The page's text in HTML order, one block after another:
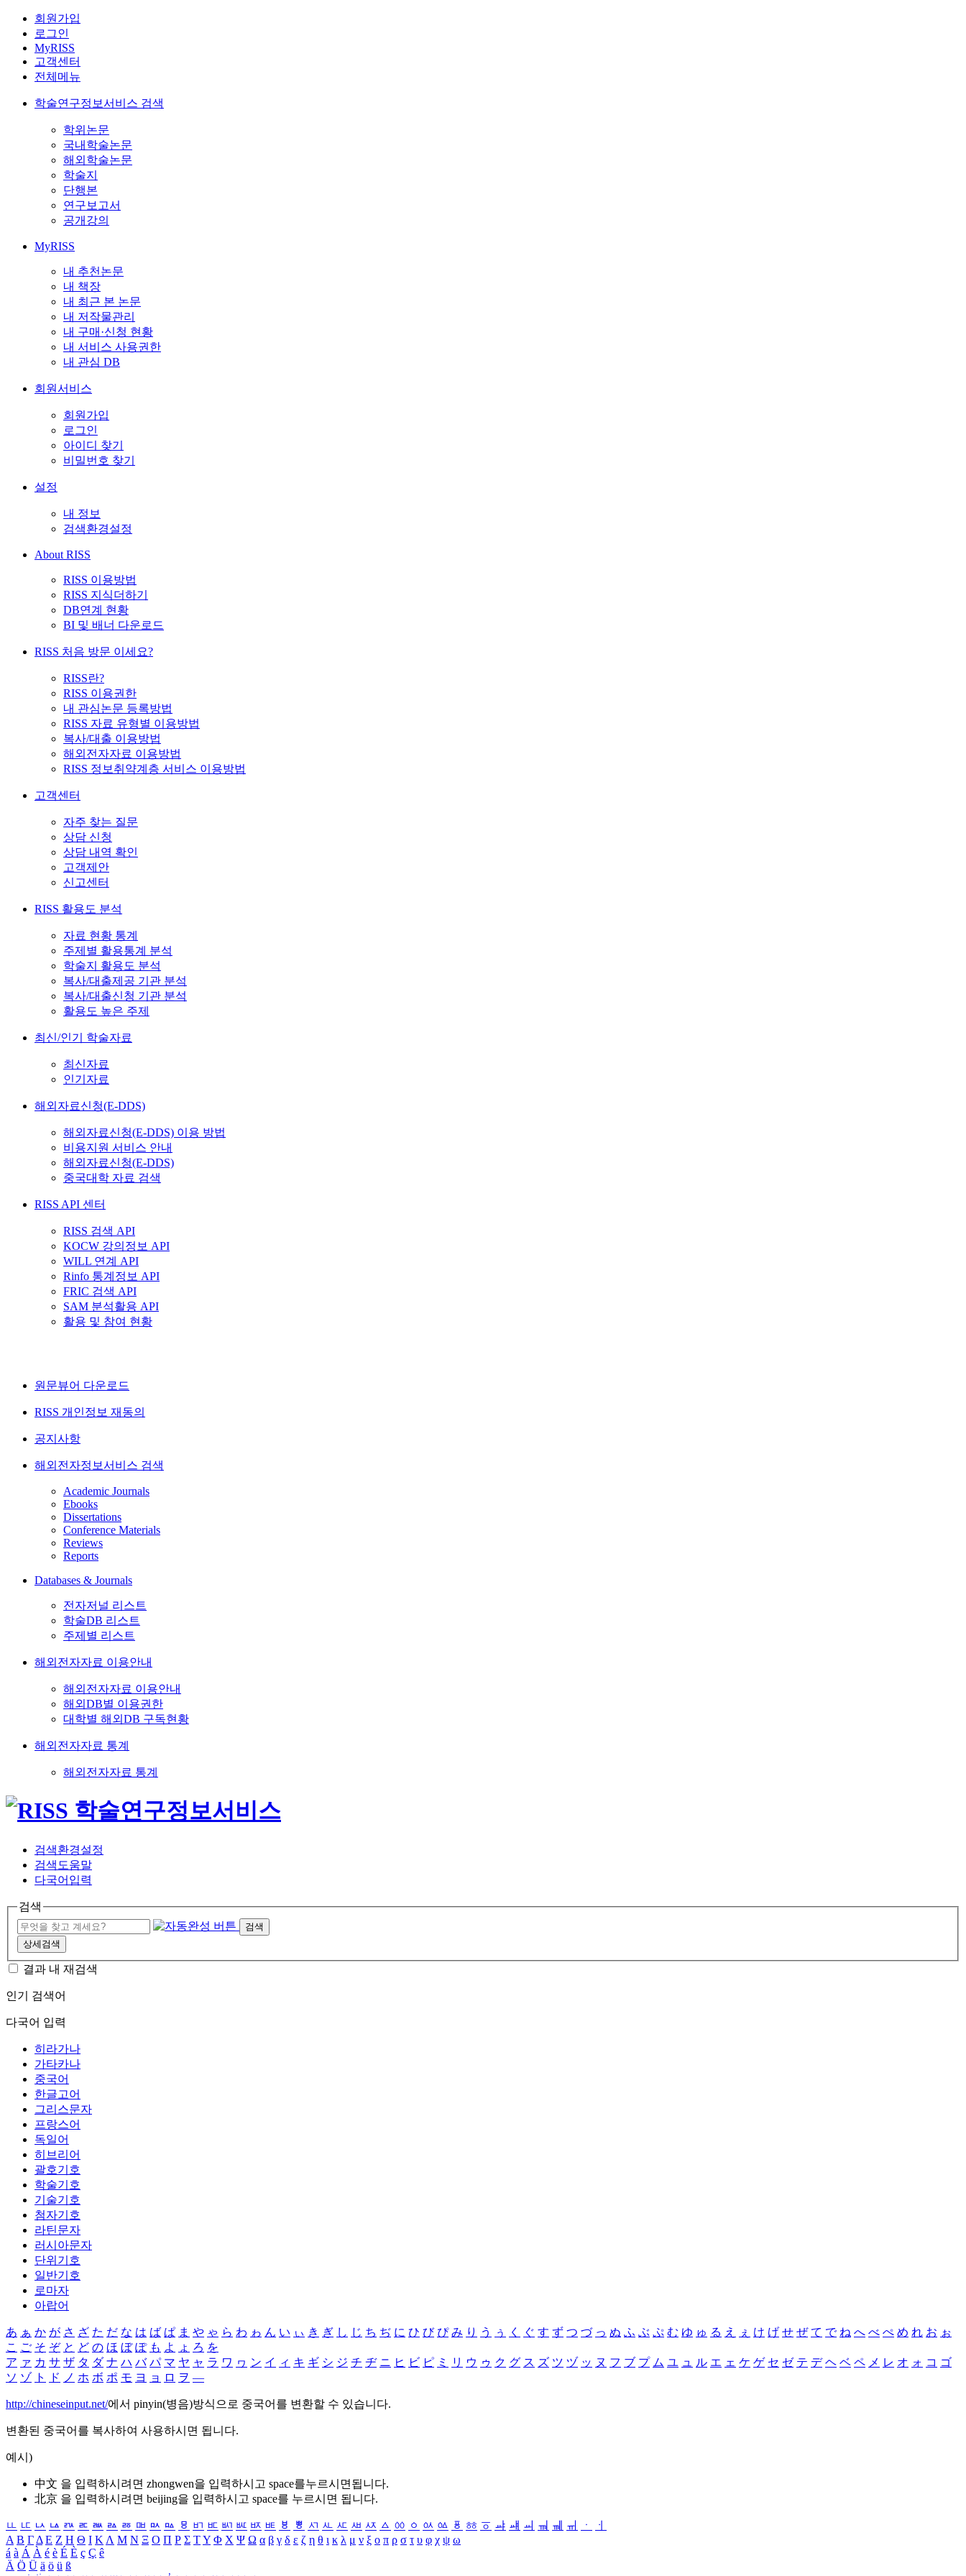
회원가입
로그인
MyRISS
고객센터
전체메뉴
학술연구정보서비스 검색
학위논문
국내학술논문
해외학술논문
학술지
단행본
연구보고서
공개강의
MyRISS
내 추천논문
내 책장
내 최근 본 논문
내 저작물관리
내 구매·신청 현황
내 서비스 사용권한
내 관심 DB
회원서비스
회원가입
로그인
아이디 찾기
비밀번호 찾기
설정
내 정보
검색환경설정
About RISS
RISS 이용방법
RISS 지식더하기
DB연계 현황
BI 및 배너 다운로드
RISS 처음 방문 이세요?
RISS란?
RISS 이용권한
내 관심논문 등록방법
RISS 자료 유형별 이용방법
복사/대출 이용방법
해외전자자료 이용방법
RISS 정보취약계층 서비스 이용방법
고객센터
자주 찾는 질문
상담 신청
상담 내역 확인
고객제안
신고센터
RISS 활용도 분석
자료 현황 통계
주제별 활용통계 분석
학술지 활용도 분석
복사/대출제공 기관 분석
복사/대출신청 기관 분석
활용도 높은 주제
최신/인기 학술자료
최신자료
인기자료
해외자료신청(E-DDS)
해외자료신청(E-DDS) 이용 방법
비용지원 서비스 안내
해외자료신청(E-DDS)
중국대학 자료 검색
RISS API 센터
RISS 검색 API
KOCW 강의정보 API
WILL 연계 API
Rinfo 통계정보 API
FRIC 검색 API
SAM 분석활용 API
활용 및 참여 현황
원문뷰어 다운로드
RISS 개인정보 재동의
공지사항
해외전자정보서비스 검색
Academic Journals
Ebooks
Dissertations
Conference Materials
Reviews
Reports
Databases & Journals
전자저널 리스트
학술DB 리스트
주제별 리스트
해외전자자료 이용안내
해외전자자료 이용안내
해외DB별 이용권한
대학별 해외DB 구독현황
해외전자자료 통계
해외전자자료 통계
검색환경설정
검색도움말
다국어입력
검색
검색
상세검색
결과 내 재검색
인기 검색어
다국어 입력
히라가나
가타카나
중국어
한글고어
그리스문자
프랑스어
독일어
히브리어
괄호기호
학술기호
기술기호
첨자기호
라틴문자
러시아문자
단위기호
일반기호
로마자
아랍어
あ ぁ か が さ ざ た だ な は ば ぱ ま や ゃ ら わ ゎ ん い ぃ き ぎ し じ ち ぢ に ひ び ぴ み り う ぅ く ぐ す ず つ づ っ ぬ ふ ぶ ぷ む ゆ ゅ る え ぇ け げ せ ぜ て で ね へ べ ぺ め れ お ぉ
こ ご そ ぞ と ど の ほ ぼ ぽ も よ ょ ろ を
ア ァ カ サ ザ タ ダ ナ ハ バ パ マ ヤ ャ ラ ワ ヮ ン イ ィ キ ギ シ ジ チ ヂ ニ ヒ ビ ピ ミ リ ウ ゥ ク グ ス ズ ツ ヅ ッ ヌ フ ブ プ ム ユ ュ ル エ ェ ケ ゲ セ ゼ テ デ ヘ ベ ペ メ レ オ ォ コ ゴ
ソ ゾ ト ド ノ ホ ボ ポ モ ヨ ョ ロ ヲ ―
http://chineseinput.net/에서 pinyin(병음)방식으로 중국어를 변환할 수 있습니다.
변환된 중국어를 복사하여 사용하시면 됩니다.
예시)
中文 을 입력하시려면 zhongwen을 입력하시고 space를누르시면됩니다.
北京 을 입력하시려면 beijing을 입력하시고 space를 누르시면 됩니다.
ㅥ ㅦ ㅧ ㅨ ㅩ ㅪ ㅫ ㅬ ㅭ ㅮ ㅯ ㅰ ㅱ ㅲ ㅳ ㅴ ㅵ ㅶ ㅷ ㅸ ㅹ ㅺ ㅻ ㅼ ㅽ ㅾ ㅿ ㆀ ㆁ ㆂ ㆃ ㆄ ㆅ ㆆ ㆇ ㆈ ㆉ ㆊ ㆋ ㆌ ㆍ
ㆎ
Α Β ΓΔ Ε Ζ Η Θ Ι ΚΛ Μ Ν Ξ Ο Π Ρ Σ ΤΥ Φ Χ Ψ Ω α β γ δ ε ζ η θ ι κ λ μ ν ξ ο π ρ σ τ υ φ χ ψ ω
á à Á À é è É È ç Ç ê
Ä Ö Ü ä ö ü ß